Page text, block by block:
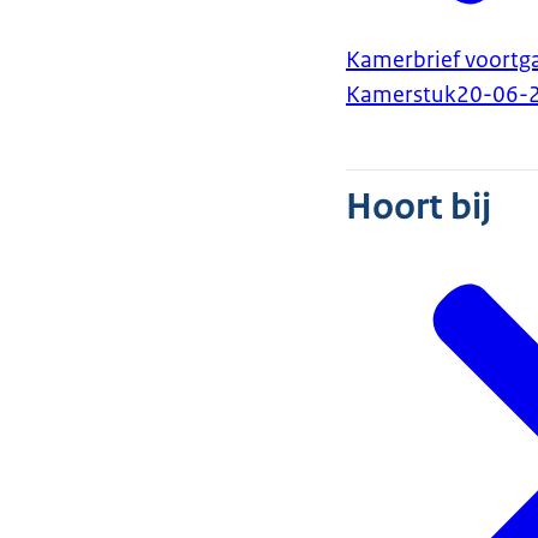
Kamerbrief
Kamerstuk20-06-
Hoort bij